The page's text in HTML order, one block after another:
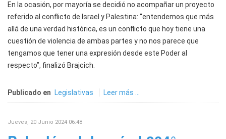
En la ocasión, por mayoría se decidió no acompañar un proyecto
referido al conflicto de Israel y Palestina: “entendemos que más
allá de una verdad histórica, es un conflicto que hoy tiene una
cuestión de violencia de ambas partes y no nos parece que
tengamos que tener una expresión desde este Poder al
respecto”, finalizó Brajcich.
Publicado en Legislativas Leer más ...
Jueves, 20 Junio 2024 06:48